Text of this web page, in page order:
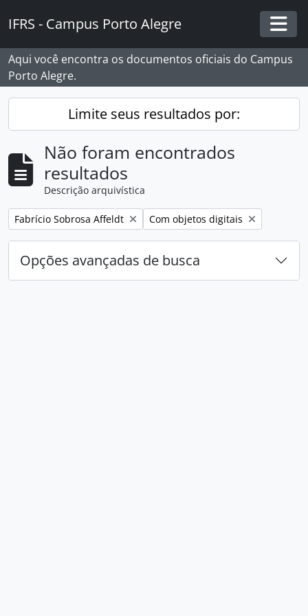
IFRS - Campus Porto Alegre
Aqui você encontra os documentos oficiais do Campus
Porto Alegre.
Limite seus resultados por:
Não foram encontrados
resultados
Descrição arquivística
Remover filtro:
Fabrício Sobrosa Affeldt Remover filtro:
Com objetos digitais
Opções avançadas de busca